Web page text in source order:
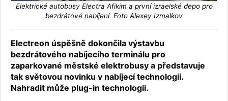
Elektrické autobusy Electra Afikim a první izraelské depo pro
bezdrátové nabíjení. Foto Alexey Izmalkov
Electreon úspěšně dokončila výstavbu
bezdrátového nabíjecího terminálu pro
zaparkované městské elektrobusy a představuje
tak světovou novinku v nabíjecí technologii.
Nahradit může plug-in technologii.